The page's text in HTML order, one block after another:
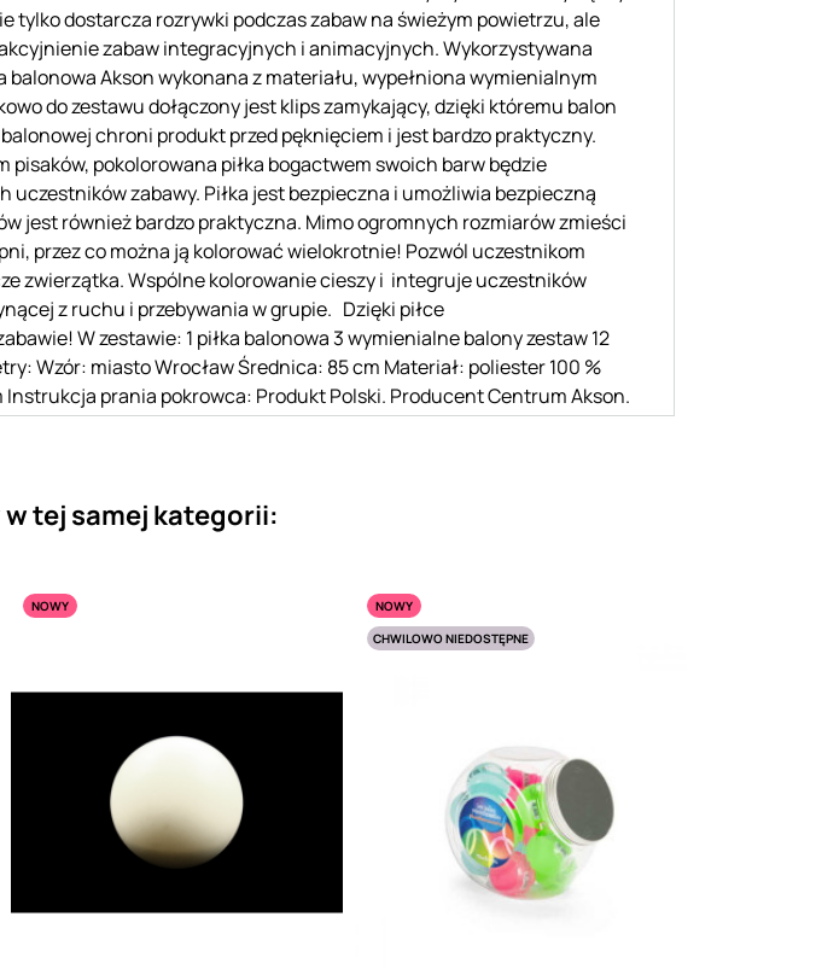
tylko dostarcza rozrywki podczas zabaw na świeżym powietrzu, ale
zabaw integracyjnych i animacyjnych. Wykorzystywana
Akson wykonana z materiału, wypełniona wymienialnym
do zestawu dołączony jest klips zamykający, dzięki któremu balon
chroni produkt przed pęknięciem i jest bardzo praktyczny.
pokolorowana piłka bogactwem swoich barw będzie
zabawy. Piłka jest bezpieczna i umożliwia bezpieczną
jest również bardzo praktyczna. Mimo ogromnych rozmiarów zmieści
przez co można ją kolorować wielokrotnie! Pozwól uczestnikom
zwierzątka. Wspólne kolorowanie cieszy i integruje uczestników
z ruchu i przebywania w grupie. Dzięki piłce
W zestawie: 1 piłka balonowa 3 wymienialne balony zestaw 12
Wzór: miasto Wrocław Średnica: 85 cm Materiał: poliester 100 %
prania pokrowca: Produkt Polski. Producent Centrum Akson.
tej samej kategorii:
NOWY
NOWY
CHWILOWO NIEDOSTĘPNE